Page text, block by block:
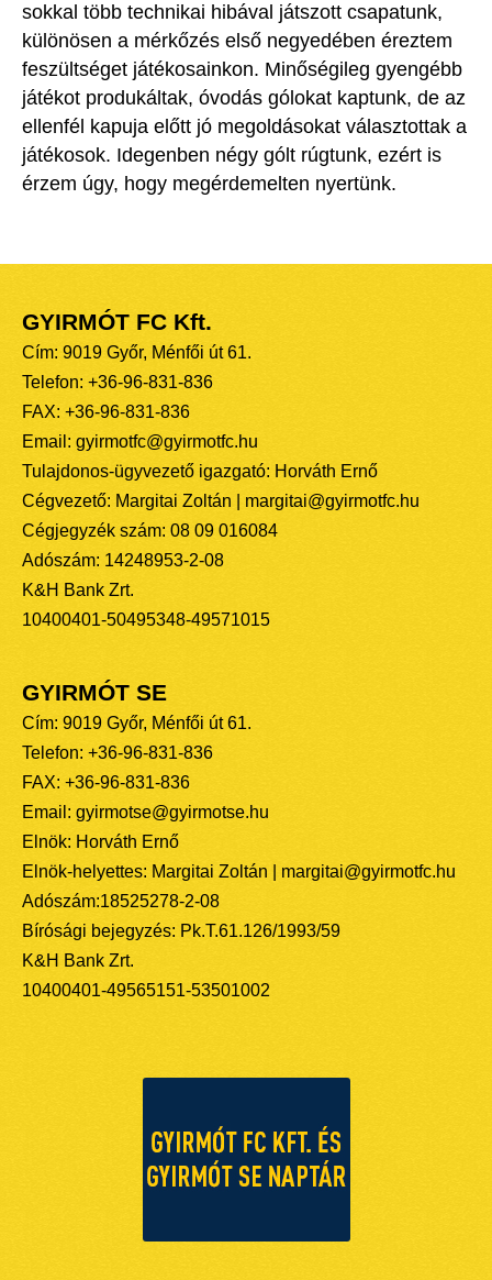
sokkal több technikai hibával játszott csapatunk,
különösen a mérkőzés első negyedében éreztem
feszültséget játékosainkon. Minőségileg gyengébb
játékot produkáltak, óvodás gólokat kaptunk, de az
ellenfél kapuja előtt jó megoldásokat választottak a
játékosok. Idegenben négy gólt rúgtunk, ezért is
érzem úgy, hogy megérdemelten nyertünk.
GYIRMÓT FC Kft.
Cím: 9019 Győr, Ménfői út 61.
Telefon: +36-96-831-836
FAX: +36-96-831-836
Email: gyirmotfc@gyirmotfc.hu
Tulajdonos-ügyvezető igazgató: Horváth Ernő
Cégvezető: Margitai Zoltán | margitai@gyirmotfc.hu
Cégjegyzék szám: 08 09 016084
Adószám: 14248953-2-08
K&H Bank Zrt.
10400401-50495348-49571015
GYIRMÓT SE
Cím: 9019 Győr, Ménfői út 61.
Telefon: +36-96-831-836
FAX: +36-96-831-836
Email: gyirmotse@gyirmotse.hu
Elnök: Horváth Ernő
Elnök-helyettes: Margitai Zoltán | margitai@gyirmotfc.hu
Adószám:18525278-2-08
Bírósági bejegyzés: Pk.T.61.126/1993/59
K&H Bank Zrt.
10400401-49565151-53501002